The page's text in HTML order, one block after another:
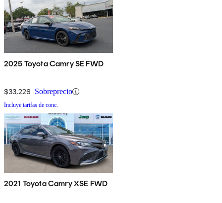
2025 Toyota Camry SE FWD
$33,226 Sobreprecio
Incluye tarifas de conc.
2021 Toyota Camry XSE FWD